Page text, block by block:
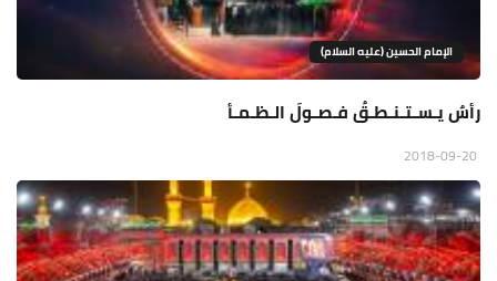
الإمام الحسين (عليه السلام)
رأسٌ يـسـتـنـطـقُ فـصـولَ الـظـمـأ